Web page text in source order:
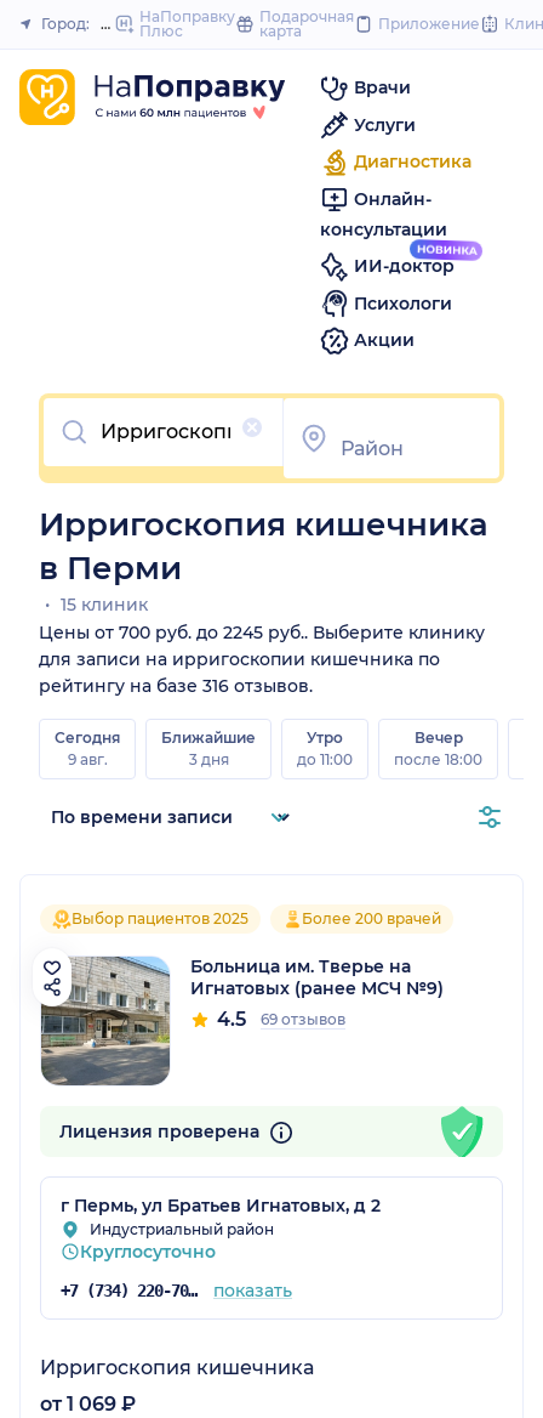
to
Закрыть
Город: ПермьНаПоправку
Плюс
Подарочная
карта
Приложение
Врачи
Услуги
Диагностика
Онлайн-
консультации
ИИ-доктор
Психологи
Акции
Очистить
Ирригоскопия кишечника
в Перми
15 клиник
Цены от 700 руб. до 2245 руб.. Выберите клинику
для записи на ирригоскопии кишечника по
рейтингу на базе 316 отзывов.
Сегодня
9 авг.
Ближайшие
3 дня
Утро
до 11:00
Вечер
после 18:00
Выбор пациентов 2025 Более 200 врачей
Больница им. Тверье на
Игнатовых (ранее МСЧ №9)
4.5 69 отзывов
Лицензия проверена
г Пермь, ул Братьев Игнатовых, д 2
Индустриальный район
Круглосуточно
+7 (734) 220-70-83 показать
Ирригоскопия кишечника
от 1 069 ₽